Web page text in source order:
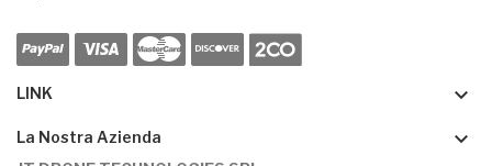
LINK keyboard_arrow_down
La Nostra Azienda keyboard_arrow_down